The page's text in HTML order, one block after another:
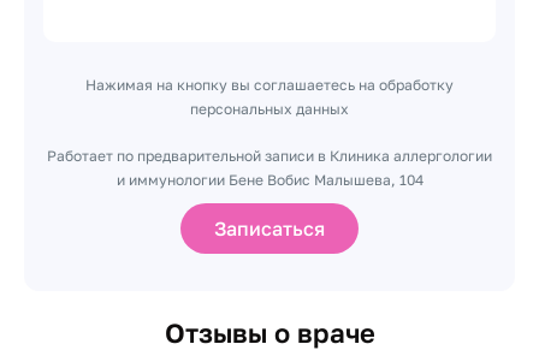
Нажимая на кнопку вы соглашаетесь на обработку
персональных данных
Работает по предварительной записи в Клиника аллергологии
и иммунологии Бене Вобис Малышева, 104
Записаться
Отзывы о враче